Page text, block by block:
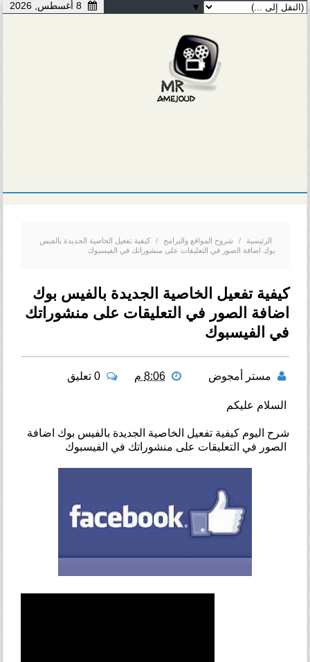
▼ 8 أغسطس, 2026
الرئيسية / شروح المواقع والبرامج /
كيفية تفعيل الخاصية الجديدة بالفيس
بوك اضافة الصور في التعليقات على منشوراتك في الفيسبوك
كيفية تفعيل الخاصية الجديدة بالفيس بوك
اضافة الصور في التعليقات على منشوراتك
في الفيسبوك
مستر أمجوض 8:06 م
شرح اليوم كيفية تفعيل الخاصية الجديدة بالفيس بوك اضافة